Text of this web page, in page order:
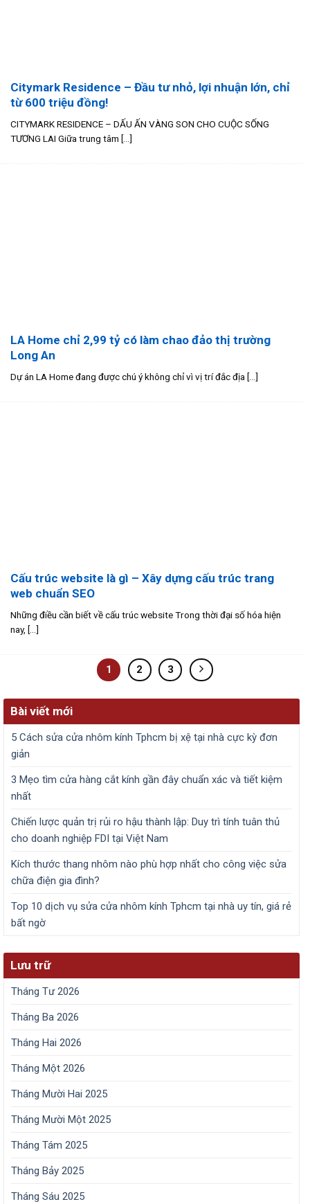
Citymark Residence – Đầu tư nhỏ, lợi nhuận lớn, chỉ
từ 600 triệu đồng!
CITYMARK RESIDENCE – DẤU ẤN VÀNG SON CHO CUỘC SỐNG
TƯƠNG LAI Giữa trung tâm [...]
LA Home chỉ 2,99 tỷ có làm chao đảo thị trường
Long An
Dự án LA Home đang được chú ý không chỉ vì vị trí đắc địa [...]
Cấu trúc website là gì – Xây dựng cấu trúc trang
web chuẩn SEO
Những điều cần biết về cấu trúc website Trong thời đại số hóa hiện
nay, [...]
1 2 3
Bài viết mới
5 Cách sửa cửa nhôm kính Tphcm bị xệ tại nhà cực kỳ đơn
giản
3 Mẹo tìm cửa hàng cắt kính gần đây chuẩn xác và tiết kiệm
nhất
Chiến lược quản trị rủi ro hậu thành lập: Duy trì tính tuân thủ
cho doanh nghiệp FDI tại Việt Nam
Kích thước thang nhôm nào phù hợp nhất cho công việc sửa
chữa điện gia đình?
Top 10 dịch vụ sửa cửa nhôm kính Tphcm tại nhà uy tín, giá rẻ
bất ngờ
Lưu trữ
Tháng Tư 2026
Tháng Ba 2026
Tháng Hai 2026
Tháng Một 2026
Tháng Mười Hai 2025
Tháng Mười Một 2025
Tháng Tám 2025
Tháng Bảy 2025
Tháng Sáu 2025